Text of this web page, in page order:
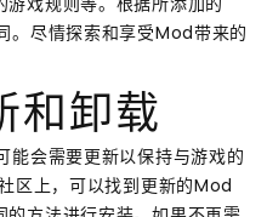
。尽情探索和享受Mod带来的
和卸载
能会需要更新以保持与游戏的
区上，可以找到更新的Mod